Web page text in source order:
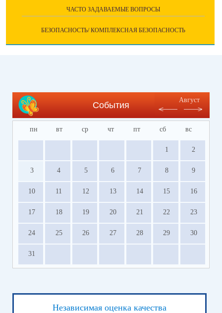
ЧАСТО ЗАДАВАЕМЫЕ ВОПРОСЫ
БЕЗОПАСНОСТЬ/ КОМПЛЕКСНАЯ БЕЗОПАСНОСТЬ
События
Август
пн вт ср чт пт сб вс
1 2
3 4 5 6 7 8 9
10 11 12 13 14 15 16
17 18 19 20 21 22 23
24 25 26 27 28 29 30
31
Независимая оценка качества